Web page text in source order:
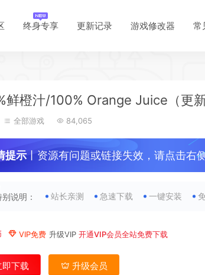
终身专享 更新记录 游戏修改器 常
鲜橙汁/100% Orange Juice（更新
全部游戏 84,065
提示丨资源有问题或链接失效，请点击右
别说明： 站长亲测 急速下载 一键安装
VIP免费 升级VIP 开通VIP会员全站免费下载
即下载 升级会员
*